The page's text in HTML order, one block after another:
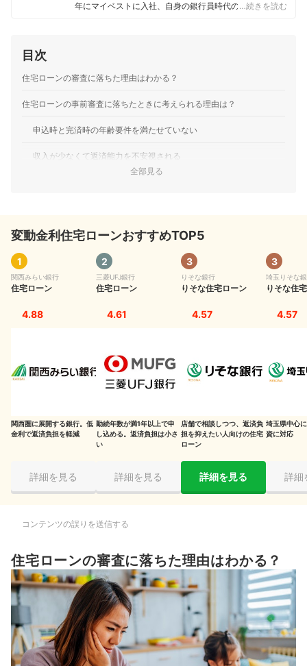
年にマイベストに入社、自身の銀行員時代の経験を活か
大島凱斗のプロフィール
…続きを読む
目次
住宅ローンの審査に落ちた理由はわかる？
住宅ローンの事前審査に落ちたときに考えられる理由は？
申込時と完済時の年齢要件を満たせていない
収入が少なくて返済能力を不安視される
転職したばかりで勤続年数が短い
金融事故の履歴がある
住宅ローンの本審査に落ちたときに考えられる理由
健康状態に問題があって団信に加入できない
事前審査と本審査で提出書類の内容に違いがある
住宅ローンの審査に落ちた場合の対処法
申し込む金融機関やローンを変更
価格の安い物件に変更して借入額を少なくする
親子リレーローンを利用して年齢要件を回避
健康状態に不安がある人も加入しやすいワイド団信を考慮
信用情報が回復してから審査に申し込む
連続して住宅ローンを申し込むのは避ける
別の住宅ローンを探すなら以下の記事をチェックして
全部見る
変動金利住宅ローンおすすめTOP5
1
関西みらい銀行
住宅ローン
4.88
関西圏に展開する銀行。低
金利で返済負担を軽減
詳細を見る
2
三菱UFJ銀行
住宅ローン
4.61
勤続年数が満1年以上で申
し込める。返済負担は小さ
い
詳細を見る
3
りそな銀行
りそな住宅ローン
4.57
店舗で相談しつつ、返済負
担を抑えたい人向けの住宅
ローン
詳細を見る
3
埼玉りそな
りそな住
4.57
埼玉県中心
資に対応
詳細
コンテンツの誤りを送信する
住宅ローンの審査に落ちた理由はわかる？